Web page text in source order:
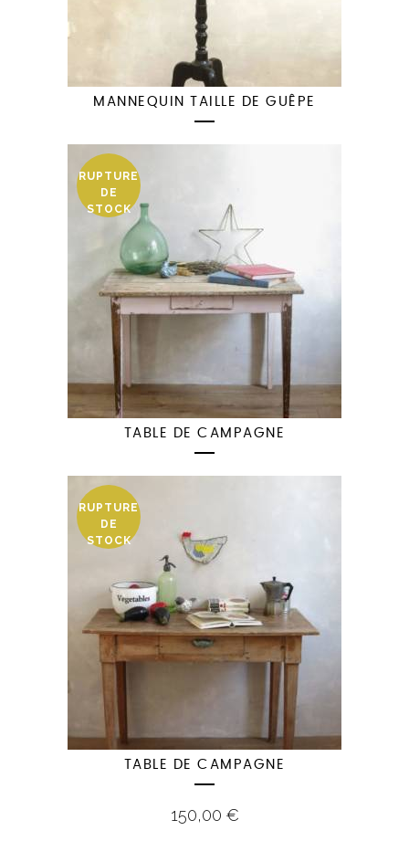
MANNEQUIN TAILLE DE GUÊPE
RUPTURE
DE
STOCK
TABLE DE CAMPAGNE
RUPTURE
DE
STOCK
TABLE DE CAMPAGNE
150,00 €